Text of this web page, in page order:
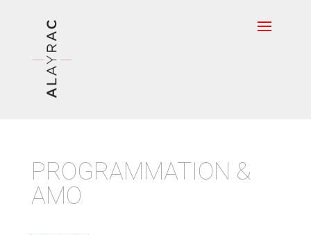
PROGRAMMATION &
AMO